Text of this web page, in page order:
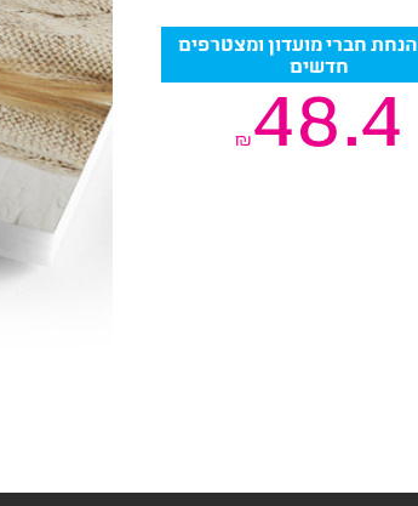
45% הנחת חברי מועדון ומצטרפים
חדשים
48.4
₪